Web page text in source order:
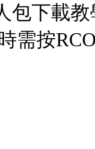
包下載
需按